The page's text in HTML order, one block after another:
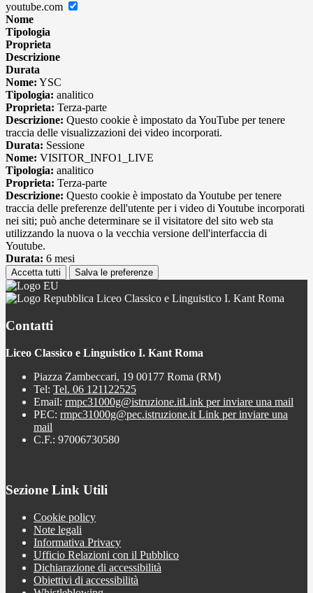
youtube.com
Nome
Tipologia
Proprieta
Descrizione
Durata
Nome: YSC
Tipologia: analitico
Proprieta: Terza-parte
Descrizione: Questo cookie è impostato da YouTube per tenere
traccia delle visualizzazioni dei video incorporati.
Durata: Sessione
Nome: VISITOR_INFO1_LIVE
Tipologia: analitico
Proprieta: Terza-parte
Descrizione: Questo cookie è impostato da Youtube per tenere
traccia delle preferenze dell'utente per i video di Youtube incorporati
nei siti; può anche determinare se il visitatore del sito web sta
utilizzando la nuova o la vecchia versione dell'interfaccia di
Youtube.
Durata: 6 mesi
Accetta tutti Salva le preferenze
Liceo Classico e Linguistico I. Kant Roma
Contatti
Liceo Classico e Linguistico I. Kant Roma
Piazza Zambeccari, 19 00177 Roma (RM)
Tel: Tel. 06 121122525
Email: rmpc31000g@istruzione.itLink per inviare una mail
PEC: rmpc31000g@pec.istruzione.it Link per inviare una
mail
C.F.: 97006730580
Sezione Link Utili
Cookie policy
Note legali
Informativa Privacy
Ufficio Relazioni con il Pubblico
Dichiarazione di accessibilità
Obiettivi di accessibilità